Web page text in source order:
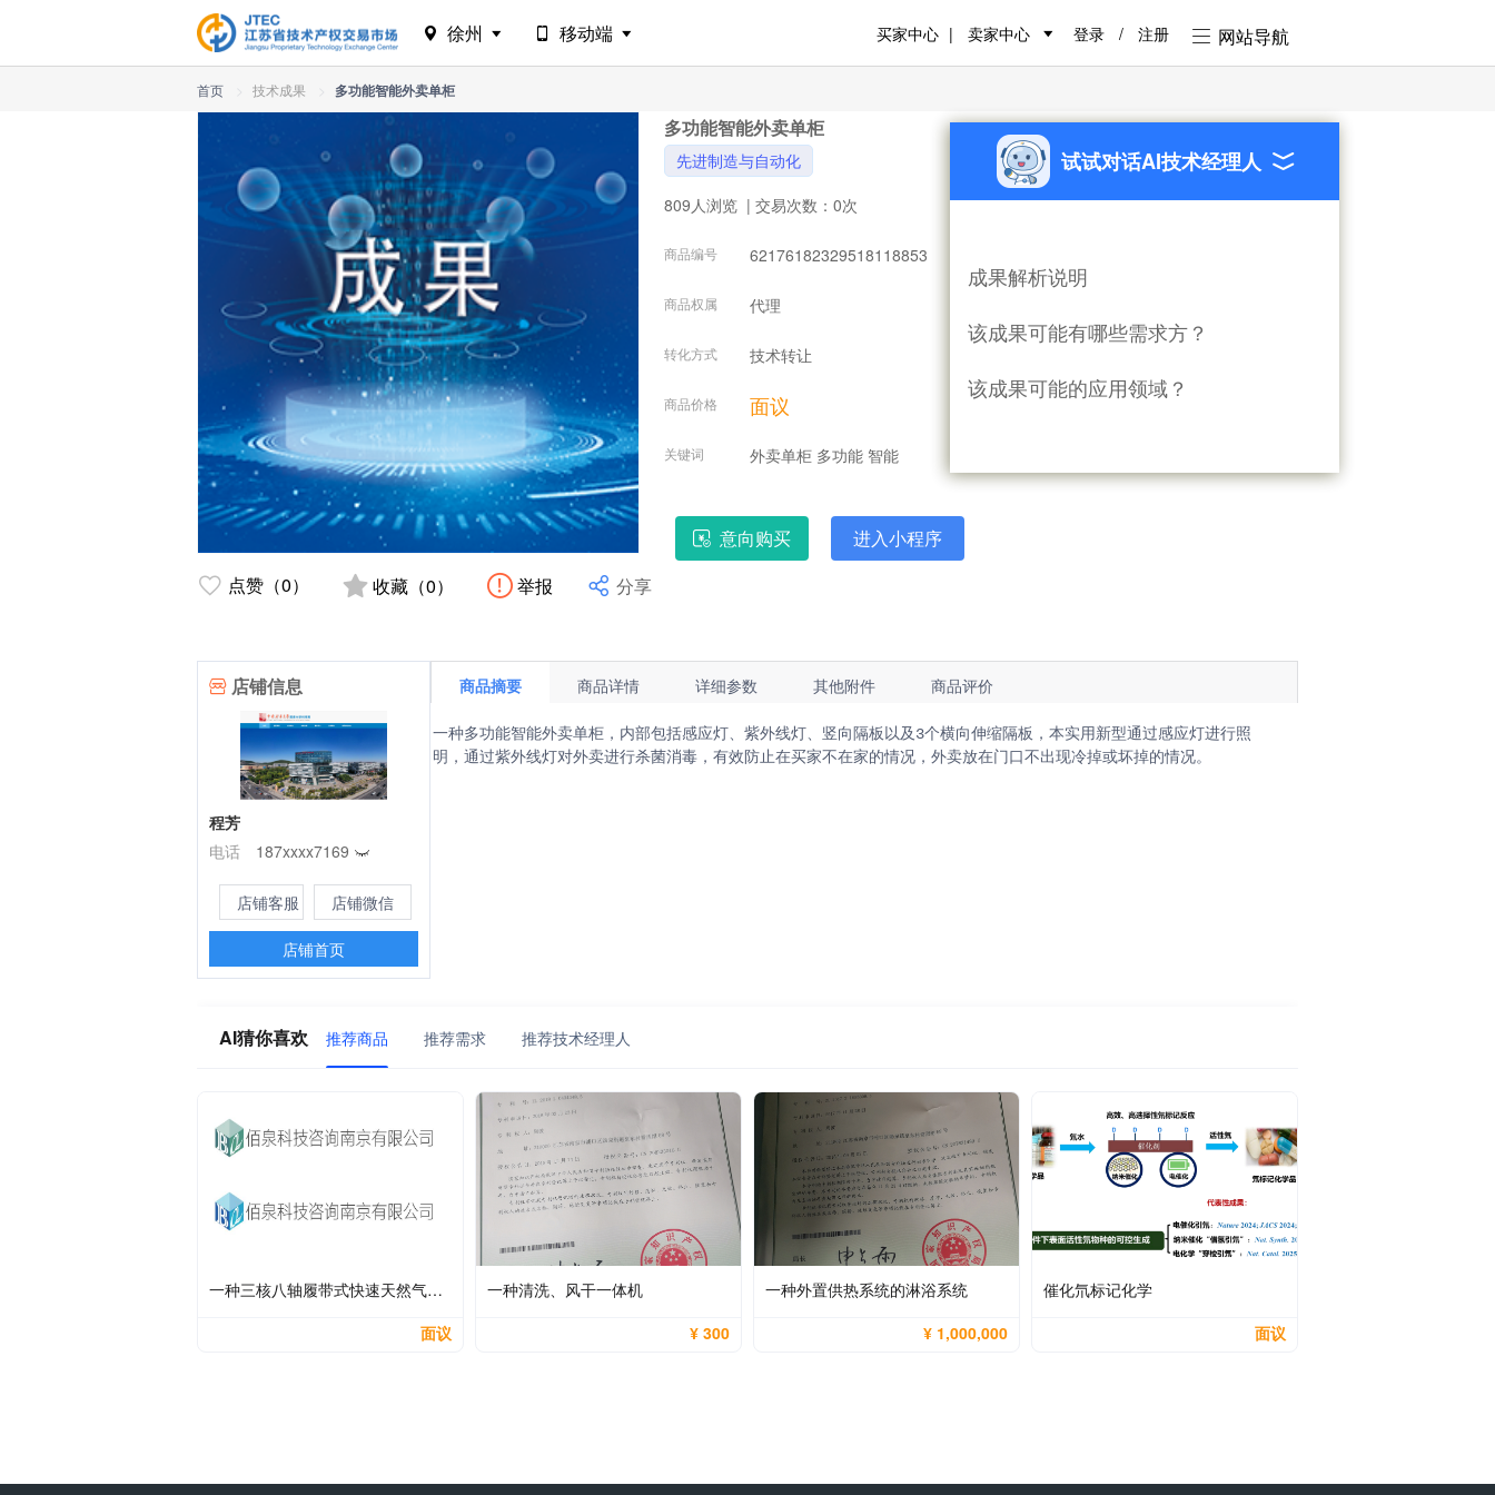
徐州 移动端 登录 / 注册 网站导航
买家中心 卖家中心
首页 技术成果 多功能智能外卖单柜
点赞（0） 收藏（0） 举报 分享
多功能智能外卖单柜
先进制造与自动化
809人浏览 | 交易次数：0次
商品编号 62176182329518118853
商品权属 代理
转化方式 技术转让
商品价格 面议
关键词 外卖单柜 多功能 智能
意向购买 进入小程序
店铺信息
程芳
电话
187xxxx7169
店铺客服 店铺微信
店铺首页
商品摘要 商品详情 详细参数 其他附件 商品评价
一种多功能智能外卖单柜，内部包括感应灯、紫外线灯、竖向隔板以及3个横向伸缩隔板，本实用新型通过感应灯进行照
明，通过紫外线灯对外卖进行杀菌消毒，有效防止在买家不在家的情况，外卖放在门口不出现冷掉或坏掉的情况。
AI猜你喜欢 推荐商品 推荐需求 推荐技术经理人
一种三核八轴履带式快速天然气管道机器人控制系统
面议
一种清洗、风干一体机
¥ 300
一种外置供热系统的淋浴系统
¥ 1,000,000
催化氘标记化学
面议
试试对话AI技术经理人
成果解析说明
该成果可能有哪些需求方？
该成果可能的应用领域？